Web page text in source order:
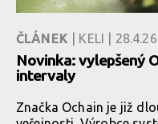
ČLÁNEK | KELI | 28.4.26
Novinka: vylepšený
intervaly
Značka Ochain je již